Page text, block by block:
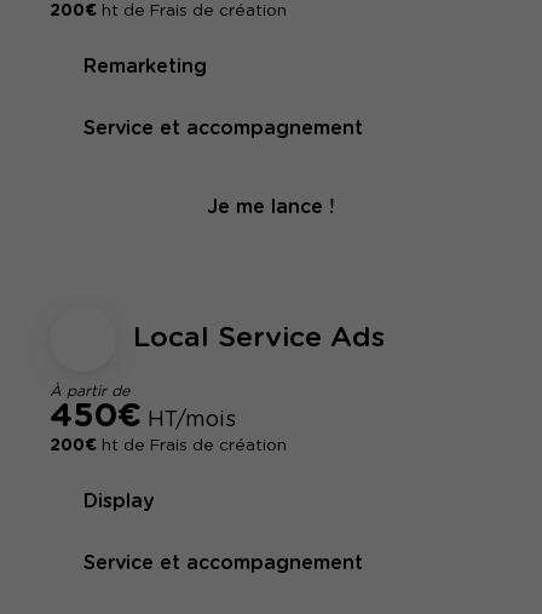
200€ ht de Frais de création
Remarketing
Service et accompagnement
Je me lance !
Local Service Ads
À partir de
450€ HT/mois
200€ ht de Frais de création
Display
Service et accompagnement